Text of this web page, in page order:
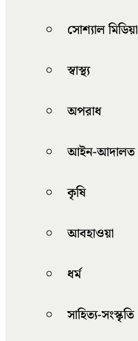
সোশ্যাল মিডিয়া
স্বাস্থ্য
অপরাধ
আইন-আদালত
কৃষি
আবহাওয়া
ধর্ম
সাহিত্য-সংস্কৃতি